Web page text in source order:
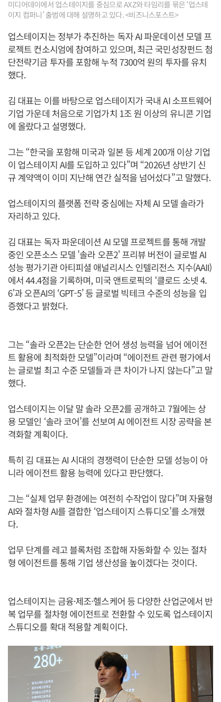
미디어데이에서 업스테이지를 중심으로 AXZ와 타임리를 묶은 ‘업스테
이지 컴퍼니’ 출범에 대해 설명하고 있다. <비즈니스포스트>
업스테이지는 정부가 추진하는 독자 AI 파운데이션 모델 프
로젝트 컨소시엄에 참여하고 있으며, 최근 국민성장펀드 첨
단전략기금 투자를 포함해 누적 7300억 원의 투자를 유치
했다.
김 대표는 이를 바탕으로 업스테이지가 국내 AI 소프트웨어
기업 가운데 처음으로 기업가치 1조 원 이상의 유니콘 기업
에 올랐다고 설명했다.
그는 “한국을 포함해 미국과 일본 등 세계 200개 이상 기업
이 업스테이지 AI를 도입하고 있다”며 “2026년 상반기 신
규 계약액이 이미 지난해 연간 실적을 넘어섰다”고 말했다.
업스테이지의 플랫폼 전략 중심에는 자체 AI 모델 솔라가
자리하고 있다.
김 대표는 독자 파운데이션 AI 모델 프로젝트를 통해 개발
중인 오픈소스 모델 '솔라 오픈2' 프리뷰 버전이 글로벌 AI
성능 평가기관 아티피셜 애널리시스 인텔리전스 지수(AAII)
에서 44.4점을 기록하며, 미국 앤트로픽의 ‘클로드 소넷 4.
6’과 오픈AI의 ‘GPT-5’ 등 글로벌 빅테크 수준의 성능을 입
증했다고 밝혔다.
그는 “솔라 오픈2는 단순한 언어 생성 능력을 넘어 에이전
트 활용에 최적화한 모델”이라며 “에이전트 관련 평가에서
는 글로벌 최고 수준 모델들과 큰 차이가 나지 않는다”고 말
했다.
업스테이지는 이달 말 솔라 오픈2를 공개하고 7월에는 상
용 모델인 ‘솔라 코어’를 선보여 AI 에이전트 시장 공략을 본
격화할 계획이다.
특히 김 대표는 AI 시대의 경쟁력이 단순한 모델 성능이 아
니라 에이전트 활용 능력에 있다고 판단했다.
그는 “실제 업무 환경에는 여전히 수작업이 많다”며 자율형
AI와 절차형 AI를 결합한 ‘업스테이지 스튜디오’를 소개했
다.
업무 단계를 레고 블록처럼 조합해 자동화할 수 있는 절차
형 에이전트를 통해 기업 생산성을 높이겠다는 것이다.
업스테이지는 금융·제조·헬스케어 등 다양한 산업군에서 반
복 업무를 절차형 에이전트로 전환할 수 있도록 업스테이지
스튜디오를 확대 적용할 계획이다.